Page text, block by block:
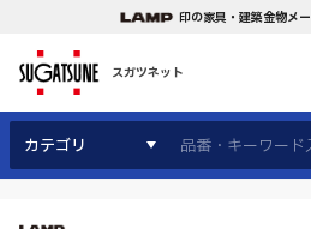
印の家具・建築金物メ
スガツネット
カテゴリ